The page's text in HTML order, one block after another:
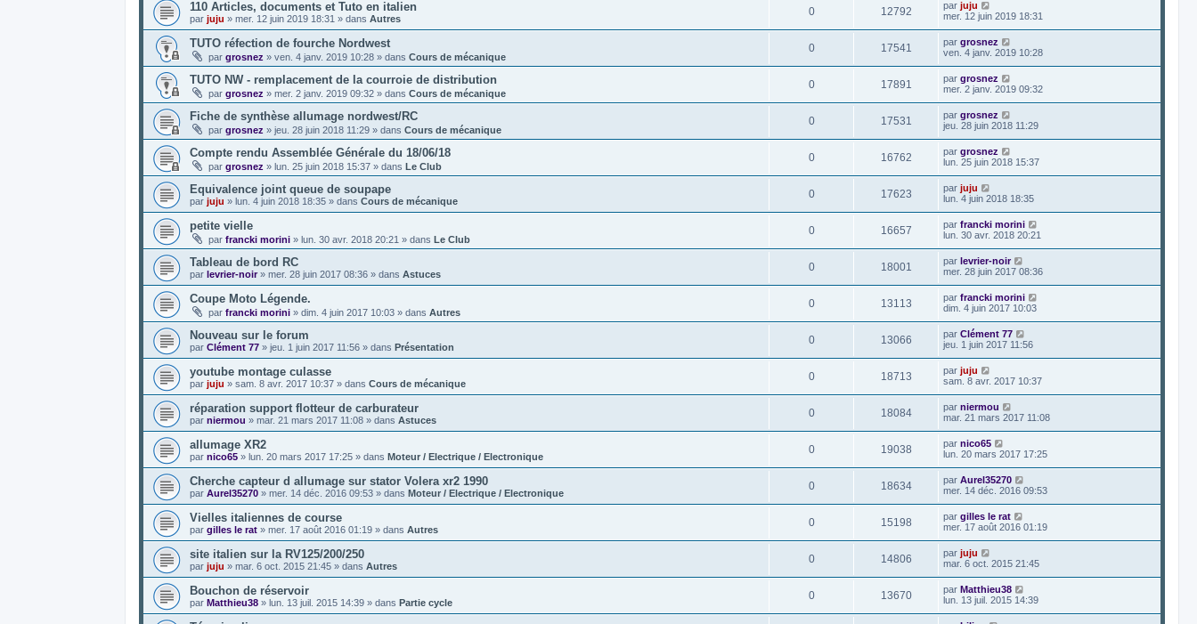
110 Articles, documents et Tuto en italien
par juju » mer. 12 juin 2019 18:31 » dans Autres
0 12792 par juju
mer. 12 juin 2019 18:31
TUTO réfection de fourche Nordwest
par grosnez » ven. 4 janv. 2019 10:28 » dans Cours de mécanique
0 17541 par grosnez
ven. 4 janv. 2019 10:28
TUTO NW - remplacement de la courroie de distribution
par grosnez » mer. 2 janv. 2019 09:32 » dans Cours de mécanique
0 17891 par grosnez
mer. 2 janv. 2019 09:32
Fiche de synthèse allumage nordwest/RC
par grosnez » jeu. 28 juin 2018 11:29 » dans Cours de mécanique
0 17531 par grosnez
jeu. 28 juin 2018 11:29
Compte rendu Assemblée Générale du 18/06/18
par grosnez » lun. 25 juin 2018 15:37 » dans Le Club
0 16762 par grosnez
lun. 25 juin 2018 15:37
Equivalence joint queue de soupape
par juju » lun. 4 juin 2018 18:35 » dans Cours de mécanique
0 17623 par juju
lun. 4 juin 2018 18:35
petite vielle
par francki morini » lun. 30 avr. 2018 20:21 » dans Le Club
0 16657 par francki morini
lun. 30 avr. 2018 20:21
Tableau de bord RC
par levrier-noir» mer. 28 juin 2017 08:36 » dans Astuces
0 18001 par levrier-noir
mer. 28 juin 2017 08:36
Coupe Moto Légende.
par francki morini » dim. 4 juin 2017 10:03 » dans Autres
0 13113 par francki morini
dim. 4 juin 2017 10:03
Nouveau sur le forum
par Clément 77 » jeu. 1 juin 2017 11:56 » dans Présentation
0 13066 par Clément 77
jeu. 1 juin 2017 11:56
youtube montage culasse
par juju » sam. 8 avr. 2017 10:37 » dans Cours de mécanique
0 18713 par juju
sam. 8 avr. 2017 10:37
réparation support flotteur de carburateur
par niermou » mar. 21 mars 2017 11:08 » dans Astuces
0 18084 par niermou
mar. 21 mars 2017 11:08
allumage XR2
par nico65 » lun. 20 mars 2017 17:25 » dans Moteur / Electrique / Electronique
0 19038 par nico65
lun. 20 mars 2017 17:25
Cherche capteur d allumage sur stator Volera xr2 1990
par Aurel35270 » mer. 14 déc. 2016 09:53 » dans Moteur / Electrique / Electronique
0 18634 par Aurel35270
mer. 14 déc. 2016 09:53
Vielles italiennes de course
par gilles le rat » mer. 17 août 2016 01:19 » dans Autres
0 15198 par gilles le rat
mer. 17 août 2016 01:19
site italien sur la RV125/200/250
par juju » mar. 6 oct. 2015 21:45 » dans Autres
0 14806 par juju
mar. 6 oct. 2015 21:45
Bouchon de réservoir
par Matthieu38 » lun. 13 juil. 2015 14:39 » dans Partie cycle
0 13670 par Matthieu38
lun. 13 juil. 2015 14:39